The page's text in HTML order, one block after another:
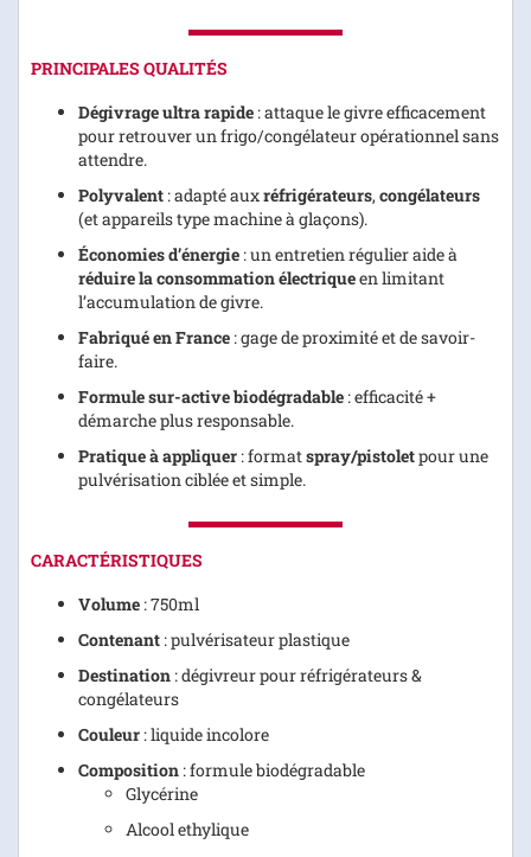
PRINCIPALES QUALITÉS
Dégivrage ultra rapide : attaque le givre efficacement
pour retrouver un frigo/congélateur opérationnel sans
attendre.
Polyvalent : adapté auxréfrigérateurs,congélateurs
(et appareils type machine à glaçons).
Économies d’énergie : un entretien régulier aide à
réduire la consommation électriqueen limitant
l’accumulation de givre.
Fabriqué en France : gage de proximité et de savoir-
faire.
Formule sur-active biodégradable : efficacité +
démarche plus responsable.
Pratique à appliquer : formatspray/pistoletpour une
pulvérisation ciblée et simple.
CARACTÉRISTIQUES
Volume : 750ml
Contenant : pulvérisateur plastique
Destination : dégivreur pour réfrigérateurs &
congélateurs
Couleur : liquide incolore
Composition : formule biodégradable
Glycérine
Alcool ethylique